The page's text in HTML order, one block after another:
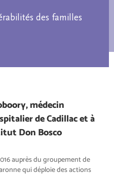
des familles
médecin
de Cadillac et à
Don Bosco
auprès du groupement de
quidéploie des actions